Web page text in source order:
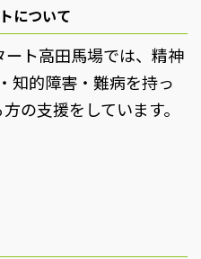
について
ト高田馬場では、精神
知的障害・難病を持っ
の支援をしています。